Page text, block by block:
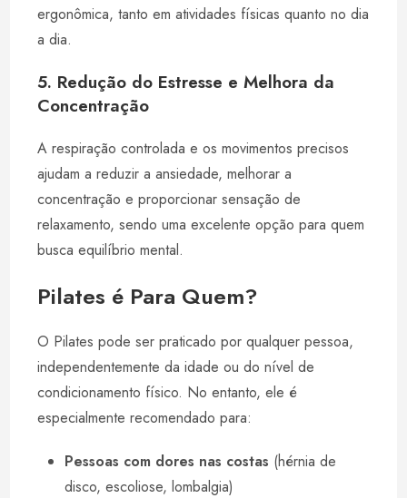
ergonômica, tanto em atividades físicas quanto no dia
a dia.
5. Redução do Estresse e Melhora da
Concentração
A respiração controlada e os movimentos precisos
ajudam a reduzir a ansiedade, melhorar a
concentração e proporcionar sensação de
relaxamento, sendo uma excelente opção para quem
busca equilíbrio mental.
Pilates é Para Quem?
O Pilates pode ser praticado por qualquer pessoa,
independentemente da idade ou do nível de
condicionamento físico. No entanto, ele é
especialmente recomendado para:
Pessoas com dores nas costas (hérnia de
disco, escoliose, lombalgia)